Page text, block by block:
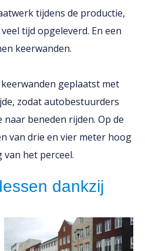
tijdens de productie,
tijd opgeleverd. En een
keerwanden.
geplaatst met
zodat autobestuurders
beneden rijden. Op de
van drie en vier meter hoog
het perceel.
dankzij